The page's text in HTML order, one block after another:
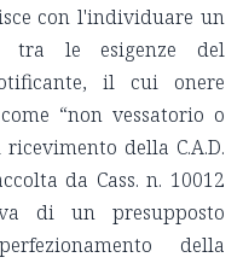
con l'individuare un
tra le esigenze del
il cui onere
“non vessatorio o
della C.A.D.
da Cass. n. 10012
di un presupposto
della